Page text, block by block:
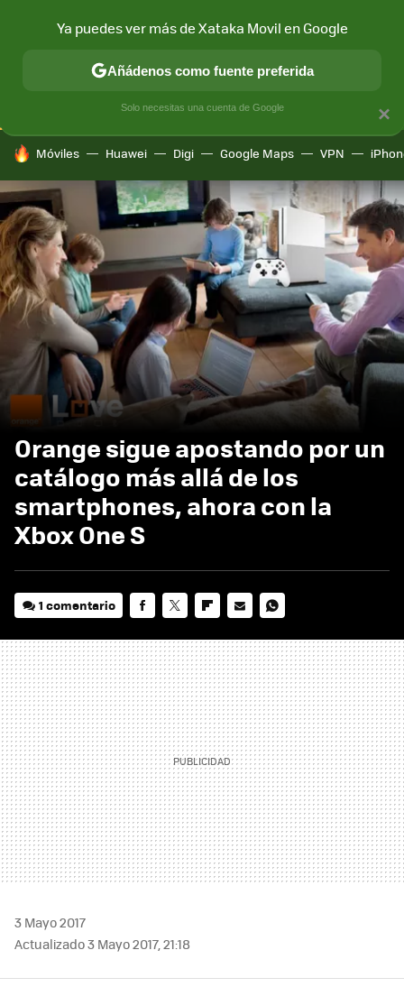
CONECTIVIDAD MÓVIL Y SOCIEDAD APLICACIONES
HOY SE HABLA DE
Móviles Huawei Digi Google Maps VPN
Orange sigue apostando por un
catálogo más allá de los
smartphones, ahora con la
Xbox One S
1 comentario
MAIL
3 Mayo 2017
Actualizado 3 Mayo 2017, 21:18
×
Ya puedes ver más de Xataka Movil en Google
Añádenos como fuente preferida
Solo necesitas una cuenta de Google